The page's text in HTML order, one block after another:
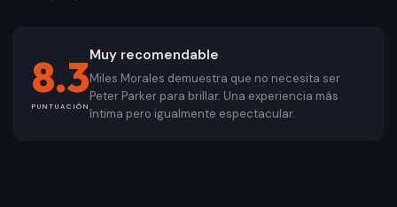
8.3
PUNTUACIÓN
Muy recomendable
Miles Morales demuestra que no necesita ser
Peter Parker para brillar. Una experiencia más
íntima pero igualmente espectacular.